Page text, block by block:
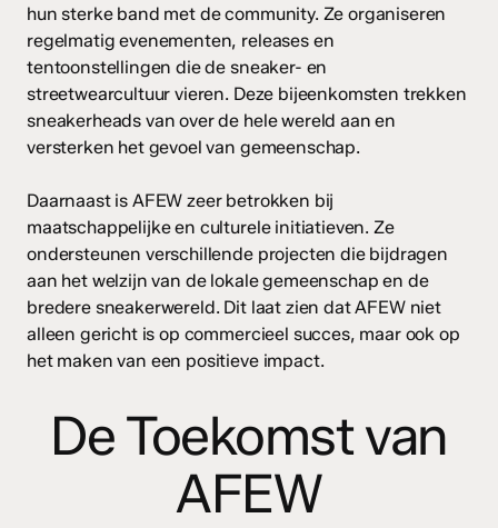
hun sterke band met de community. Ze organiseren
regelmatig evenementen, releases en
tentoonstellingen die de sneaker- en
streetwearcultuur vieren. Deze bijeenkomsten trekken
sneakerheads van over de hele wereld aan en
versterken het gevoel van gemeenschap.
Daarnaast is AFEW zeer betrokken bij
maatschappelijke en culturele initiatieven. Ze
ondersteunen verschillende projecten die bijdragen
aan het welzijn van de lokale gemeenschap en de
bredere sneakerwereld. Dit laat zien dat AFEW niet
alleen gericht is op commercieel succes, maar ook op
het maken van een positieve impact.
De Toekomst van
AFEW